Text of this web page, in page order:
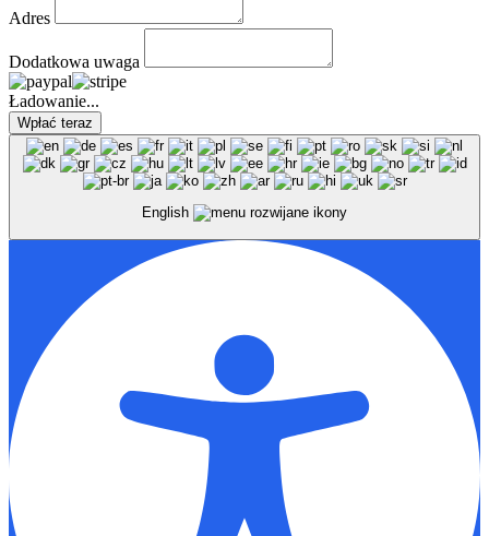
Adres
Dodatkowa uwaga
Ładowanie...
English